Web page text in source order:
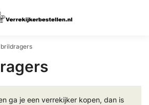
ga je een verrekijker kopen, dan is